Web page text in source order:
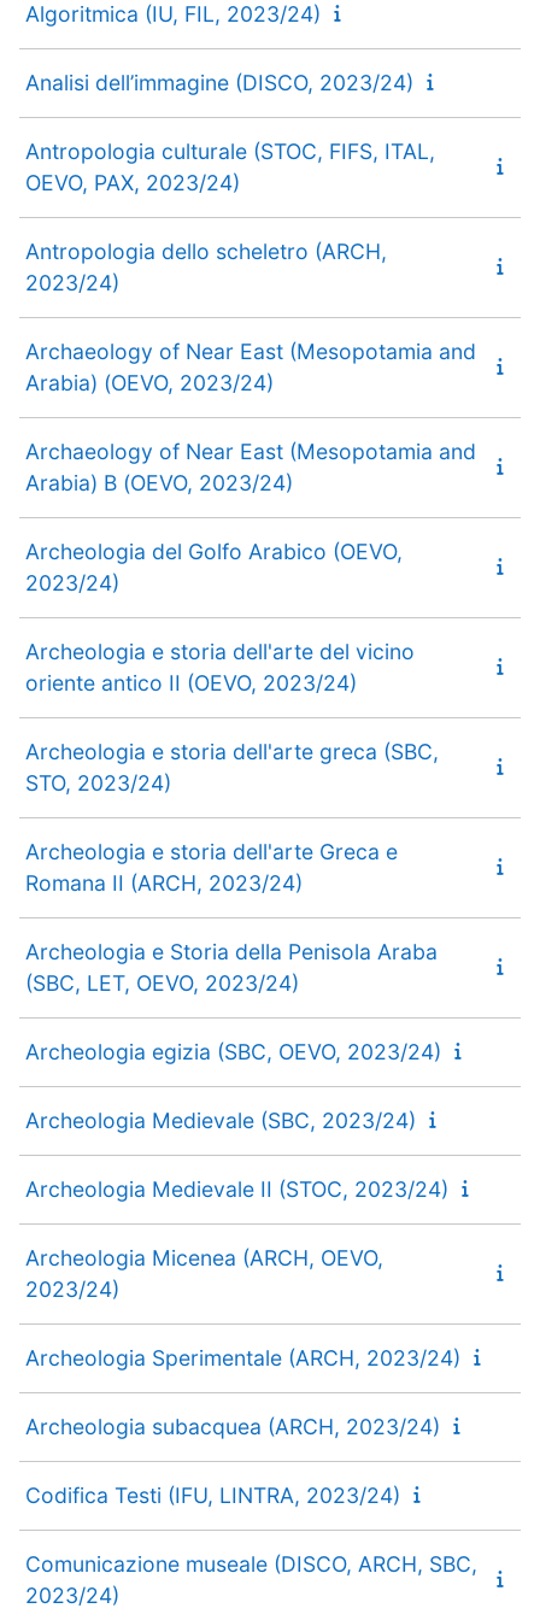
Algoritmica (IU, FIL, 2023/24)
Analisi dell’immagine (DISCO, 2023/24)
Antropologia culturale (STOC, FIFS, ITAL,
OEVO, PAX, 2023/24)
Antropologia dello scheletro (ARCH,
2023/24)
Archaeology of Near East (Mesopotamia and
Arabia) (OEVO, 2023/24)
Archaeology of Near East (Mesopotamia and
Arabia) B (OEVO, 2023/24)
Archeologia del Golfo Arabico (OEVO,
2023/24)
Archeologia e storia dell'arte del vicino
oriente antico II (OEVO, 2023/24)
Archeologia e storia dell'arte greca (SBC,
STO, 2023/24)
Archeologia e storia dell'arte Greca e
Romana II (ARCH, 2023/24)
Archeologia e Storia della Penisola Araba
(SBC, LET, OEVO, 2023/24)
Archeologia egizia (SBC, OEVO, 2023/24)
Archeologia Medievale (SBC, 2023/24)
Archeologia Medievale II (STOC, 2023/24)
Archeologia Micenea (ARCH, OEVO,
2023/24)
Archeologia Sperimentale (ARCH, 2023/24)
Archeologia subacquea (ARCH, 2023/24)
Codifica Testi (IFU, LINTRA, 2023/24)
Comunicazione museale (DISCO, ARCH, SBC,
2023/24)